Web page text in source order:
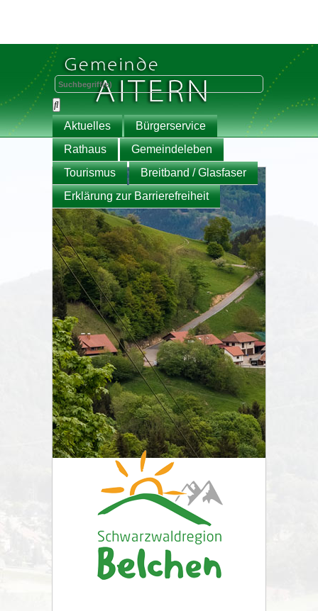
Aktuelles
Bürgerservice
Rathaus
Gemeindeleben
Tourismus
Breitband / Glasfaser
Erklärung zur Barrierefreiheit